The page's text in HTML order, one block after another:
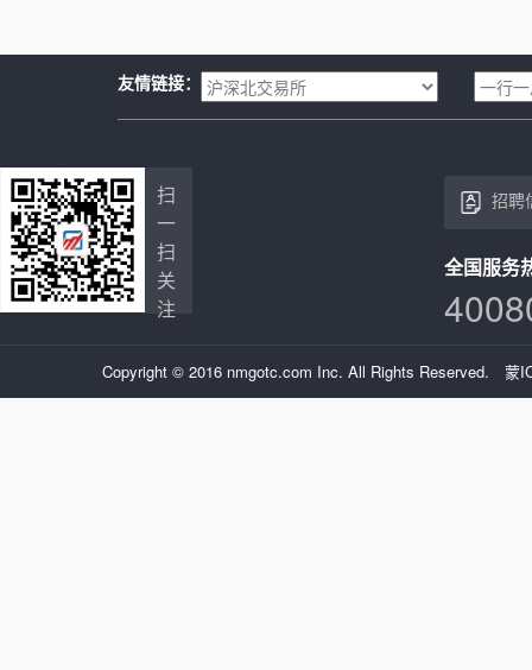
友情链接：
扫
一
扫
关
注
招聘
全国服务
Copyright © 2016 nmgotc.com Inc. All Rights Reserved. 蒙